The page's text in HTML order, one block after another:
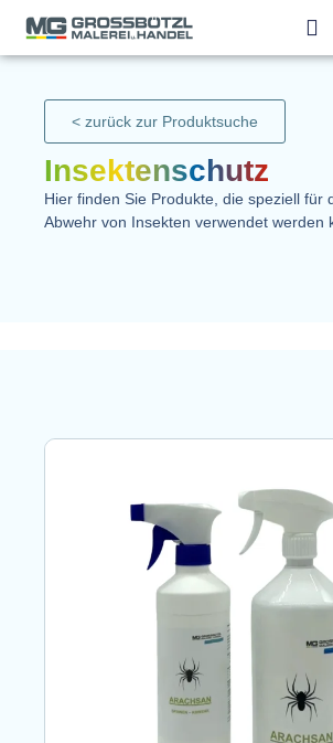
< zurück zur Produktsuche
Insektenschutz
Hier finden Sie Produkte, die speziell für
Abwehr von Insekten verwendet werden